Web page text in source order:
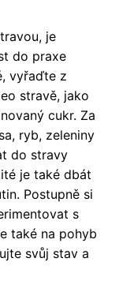
je
do praxe
vyřaďte z
stravě, jako
cukr. Za
ryb, zeleniny
do stravy
je také dbát
Postupně si
s
také na pohyb
svůj stav a